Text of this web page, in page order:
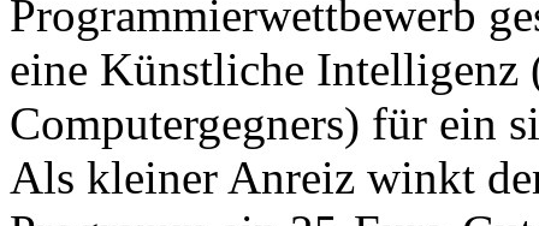
Programmierwettbewerb
eine Künstliche Intelligenz
Computergegners) für ein
Als kleiner Anreiz winkt